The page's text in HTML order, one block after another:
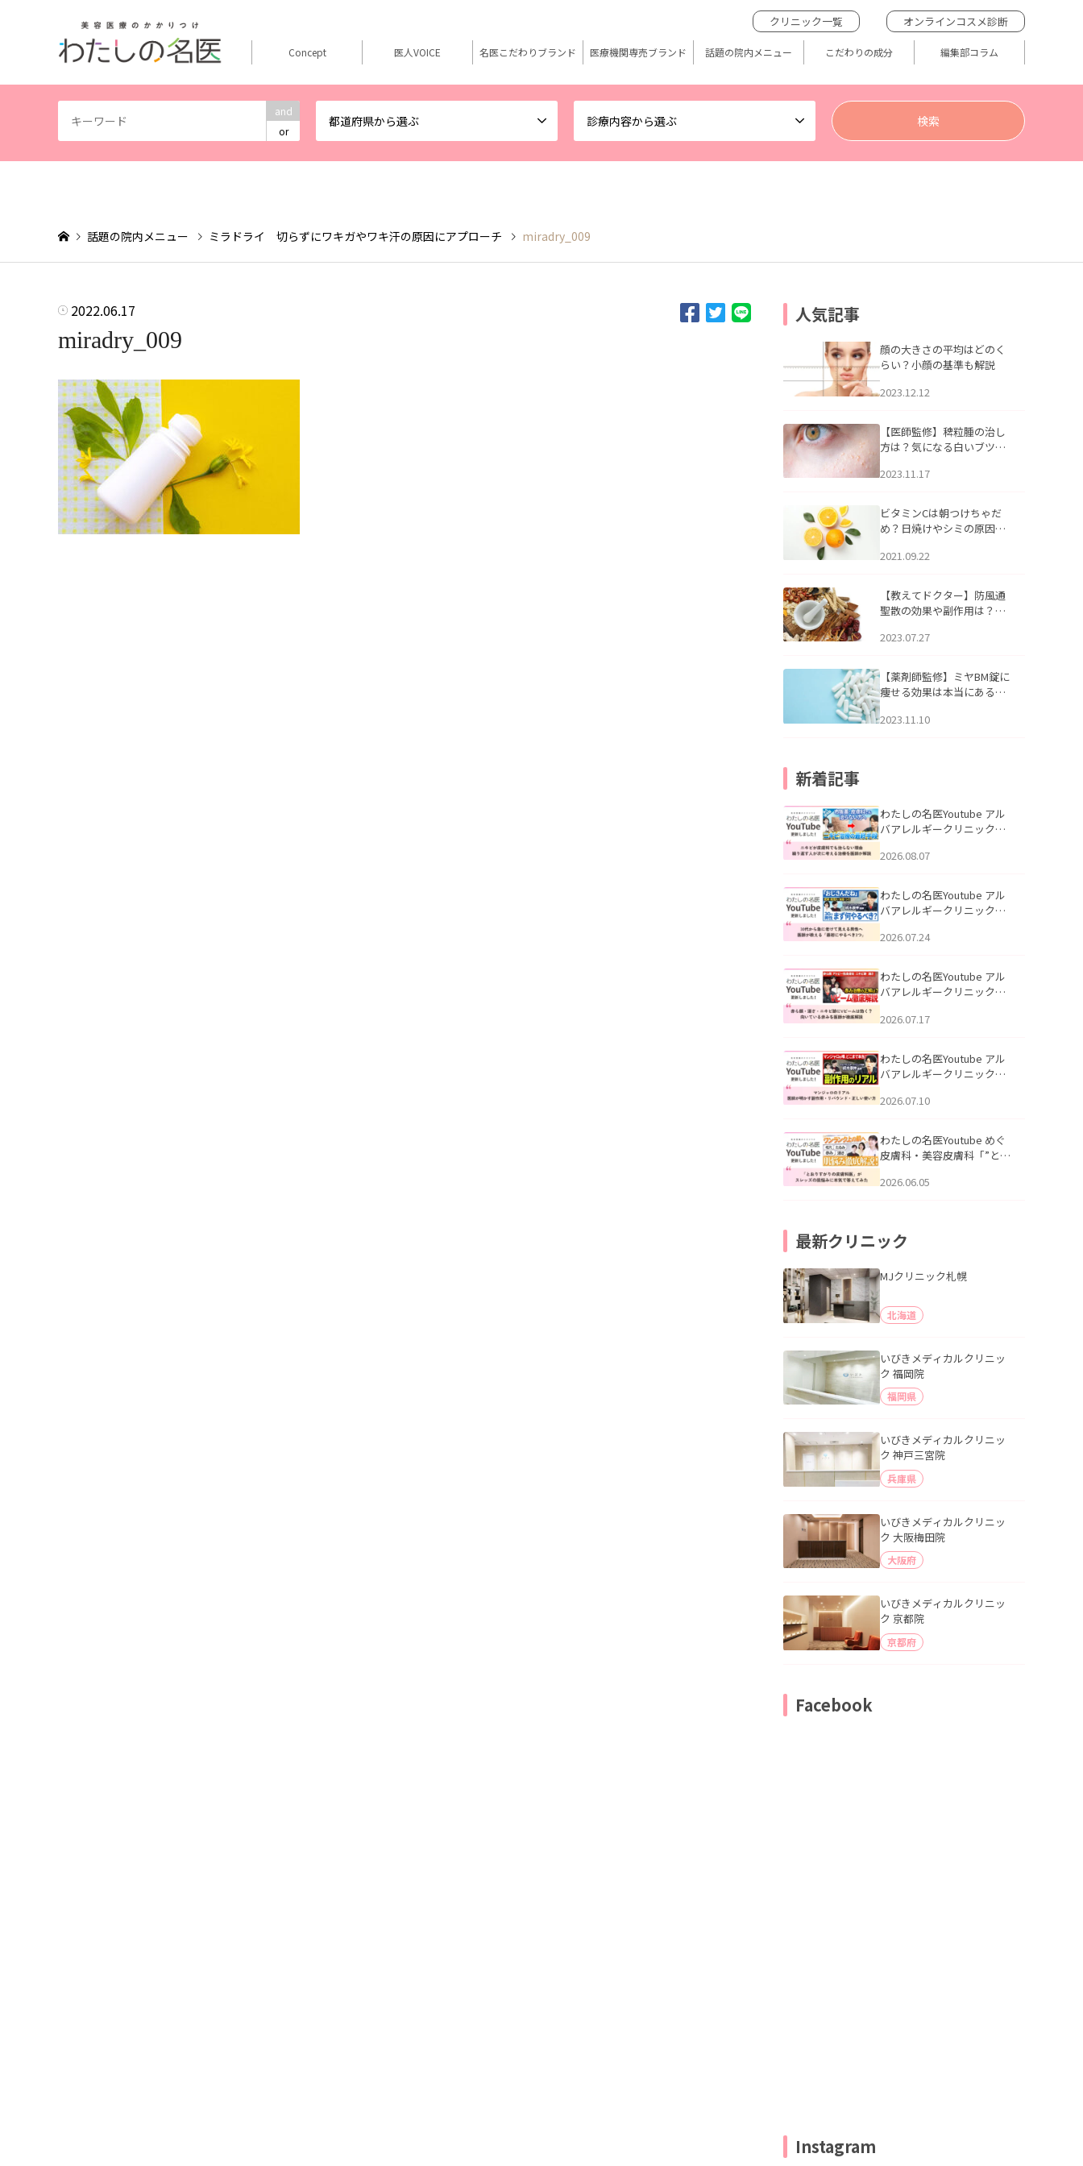
and
or
都道府県から選ぶ 診療内容から選ぶ
クリニック一覧 オンラインコスメ診断
Concept 医人VOICE 名医こだわりブランド 医療機関専売ブランド 話題の院内メニュー こだわりの成分 編集部コラム
話題の院内メニュー ミラドライ 切らずにワキガやワキ汗の原因にアプローチ miradry_009
2022.06.17
miradry_009
人気記事
顔の大きさの平均はどのく
らい？小顔の基準も解説
2023.12.12
【医師監修】稗粒腫の治し
方は？気になる白いブツブ
アについて
2023.11.17
ビタミンCは朝つけちゃだ
め？日焼けやシミの原因に
2021.09.22
【教えてドクター】防風通
聖散の効果や副作用は？長
2023.07.27
【薬剤師監修】ミヤBM錠に
痩せる効果は本当にある
2023.11.10
新着記事
わたしの名医Youtube アル
バアレルギークリニック札
らない理由｜繰り返す人が
説」を公開いたしました。
2026.08.07
わたしの名医Youtube アル
バアレルギークリニック札
える男性へ｜医師が教える
公開いたしました。
2026.07.24
わたしの名医Youtube アル
バアレルギークリニック札
跡にVビームは効く？向いて
説」を公開いたしました。
2026.07.17
わたしの名医Youtube アル
バアレルギークリニック札
医師が明かす副作用・リバ
公開いたしました。
2026.07.10
わたしの名医Youtube めぐ
皮膚科・美容皮膚科「”とお
ッズの肌悩みに本気で答え
2026.06.05
最新クリニック
MJクリニック札幌
北海道
いびきメディカルクリニッ
ク 福岡院
福岡県
いびきメディカルクリニッ
ク 神戸三宮院
兵庫県
いびきメディカルクリニッ
ク 大阪梅田院
大阪府
いびきメディカルクリニッ
ク 京都院
京都府
Facebook
Instagram